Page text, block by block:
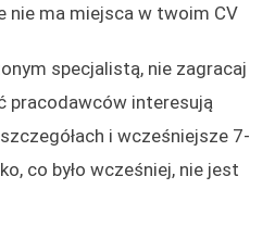
nie ma miejsca w twoim CV
specjalistą, nie zagracaj
pracodawców interesują
i wcześniejsze 7-
co było wcześniej, nie jest